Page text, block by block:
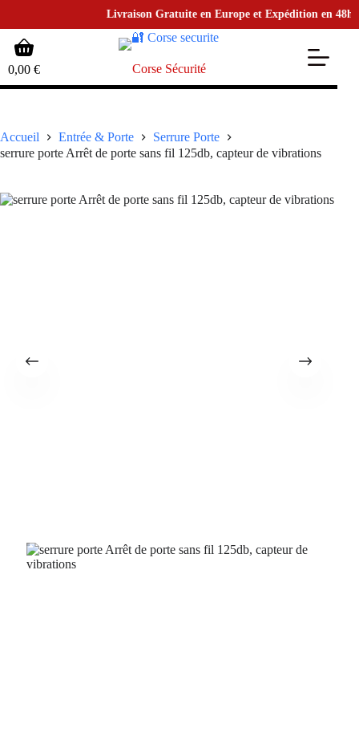
Livraison Gratuite en Europe et Expédition en 48h •
contenu
Panier
d’achat
0,00 € Corse Sécurité
Accueil Entrée & Porte
Serrure Porte
serrure porte Arrêt de porte sans fil 125db, capteur de vibrations